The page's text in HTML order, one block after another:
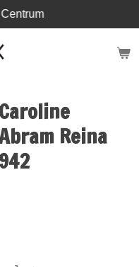
Caroline
Reina
942